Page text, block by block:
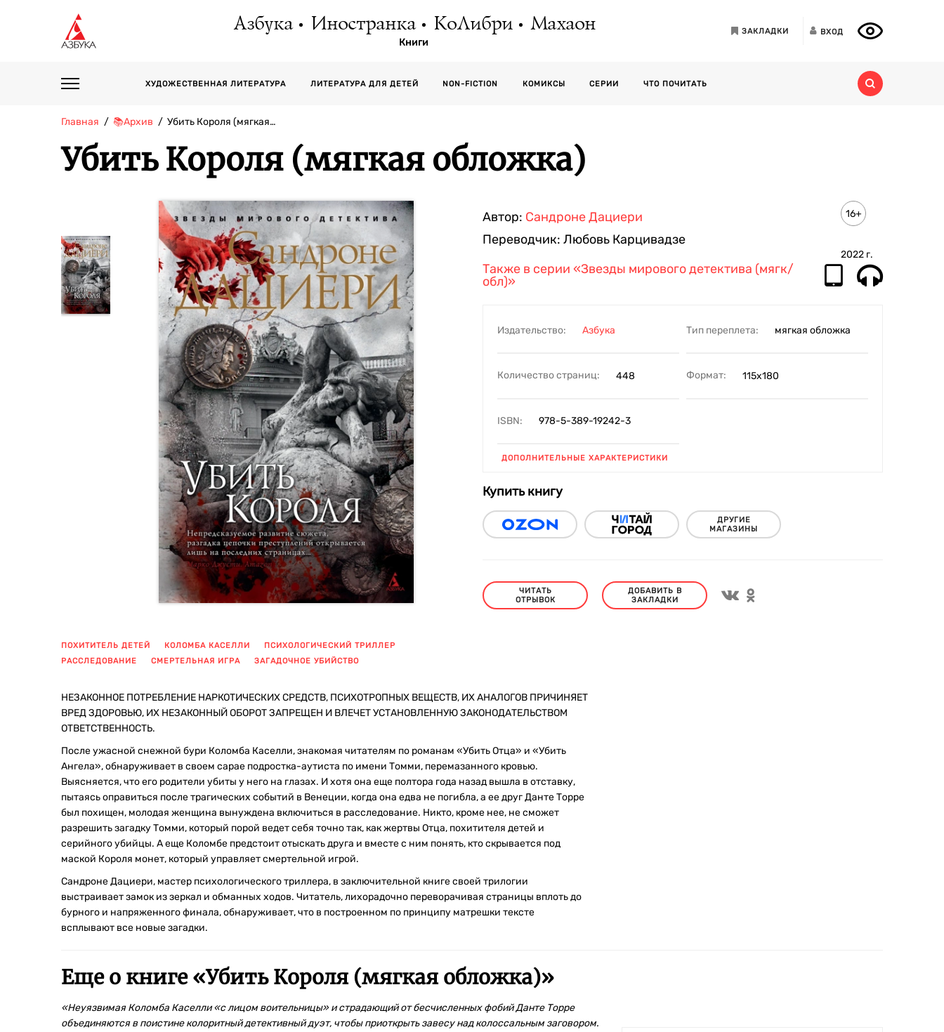
Азбука Иностранка КоЛибри Махаон
Книги
ЗАКЛАДКИ ВХОД
ХУДОЖЕСТВЕННАЯ ЛИТЕРАТУРА ЛИТЕРАТУРА ДЛЯ ДЕТЕЙ NON-FICTION КОМИКСЫ СЕРИИ ЧТО ПОЧИТАТЬ
Главная 📚Архив Убить Короля (мягкая…
Убить Короля (мягкая обложка)
ПОХИТИТЕЛЬ ДЕТЕЙ КОЛОМБА КАСЕЛЛИ
ПСИХОЛОГИЧЕСКИЙ ТРИЛЛЕР
РАССЛЕДОВАНИЕ
СМЕРТЕЛЬНАЯ ИГРА ЗАГАДОЧНОЕ УБИЙСТВО
Автор: Сандроне Дациери
Переводчик: Любовь Карцивадзе
16+
2022 г.
Также в серии «Звезды мирового детектива (мягк/
обл)»
Издательство: Азбука Тип переплета: мягкая обложка
Количество страниц: 448 Формат: 115х180
ISBN: 978-5-389-19242-3
ДОПОЛНИТЕЛЬНЫЕ ХАРАКТЕРИСТИКИ
Купить книгу
ДРУГИЕ
МАГАЗИНЫ
ЧИТАТЬ
ОТРЫВОК
ДОБАВИТЬ В
ЗАКЛАДКИ
НЕЗАКОННОЕ ПОТРЕБЛЕНИЕ НАРКОТИЧЕСКИХ СРЕДСТВ, ПСИХОТРОПНЫХ ВЕЩЕСТВ, ИХ АНАЛОГОВ ПРИЧИНЯЕТ
ВРЕД ЗДОРОВЬЮ, ИХ НЕЗАКОННЫЙ ОБОРОТ ЗАПРЕЩЕН И ВЛЕЧЕТ УСТАНОВЛЕННУЮ ЗАКОНОДАТЕЛЬСТВОМ
ОТВЕТСТВЕННОСТЬ.
После ужасной снежной бури Коломба Каселли, знакомая читателям по романам «Убить Отца» и «Убить
Ангела», обнаруживает в своем сарае подростка-аутиста по имени Томми, перемазанного кровью.
Выясняется, что его родители убиты у него на глазах. И хотя она еще полтора года назад вышла в отставку,
пытаясь оправиться после трагических событий в Венеции, когда она едва не погибла, а ее друг Данте Торре
был похищен, молодая женщина вынуждена включиться в расследование. Никто, кроме нее, не сможет
разрешить загадку Томми, который порой ведет себя точно так, как жертвы Отца, похитителя детей и
серийного убийцы. А еще Коломбе предстоит отыскать друга и вместе с ним понять, кто скрывается под
маской Короля монет, который управляет смертельной игрой.
Сандроне Дациери, мастер психологического триллера, в заключительной книге своей трилогии
выстраивает замок из зеркал и обманных ходов. Читатель, лихорадочно переворачивая страницы вплоть до
бурного и напряженного финала, обнаруживает, что в построенном по принципу матрешки тексте
всплывают все новые загадки.
Еще о книге «Убить Короля (мягкая обложка)»
«Неуязвимая Коломба Каселли «с лицом воительницы» и страдающий от бесчисленных фобий Данте Торре
объединяются в поистине колоритный детективный дуэт, чтобы приоткрыть завесу над колоссальным заговором.